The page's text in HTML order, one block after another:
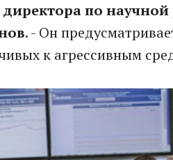
директора по
. - Он
к агрессивным